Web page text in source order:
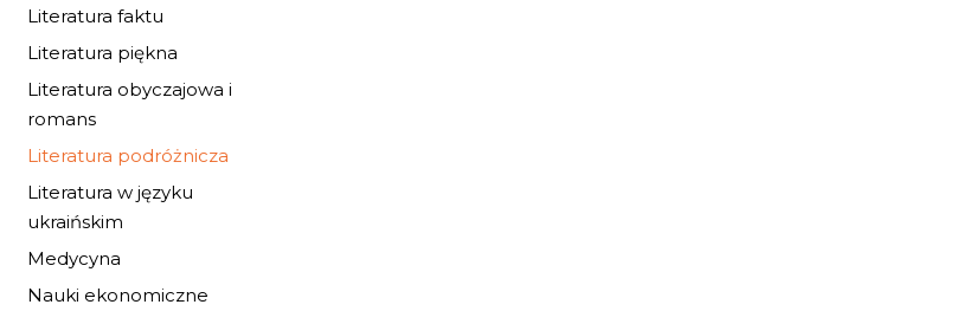
Literatura faktu
Literatura piękna
Literatura obyczajowa i
romans
Literatura podróżnicza
Literatura w języku
ukraińskim
Medycyna
Nauki ekonomiczne